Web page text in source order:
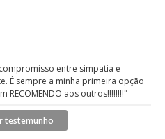
entre simpatia e
É sempre a minha primeira opção
aos outros!!!!!!!!"
testemunho